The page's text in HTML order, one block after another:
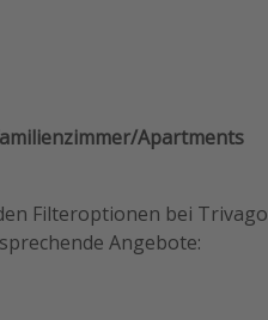
Apartments
Filteroptionen bei Trivago
Angebote: